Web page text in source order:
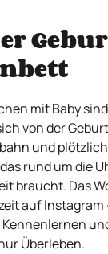
mit Baby
von der
und
rund um die
braucht. Das
auf Instagram
Überleben.